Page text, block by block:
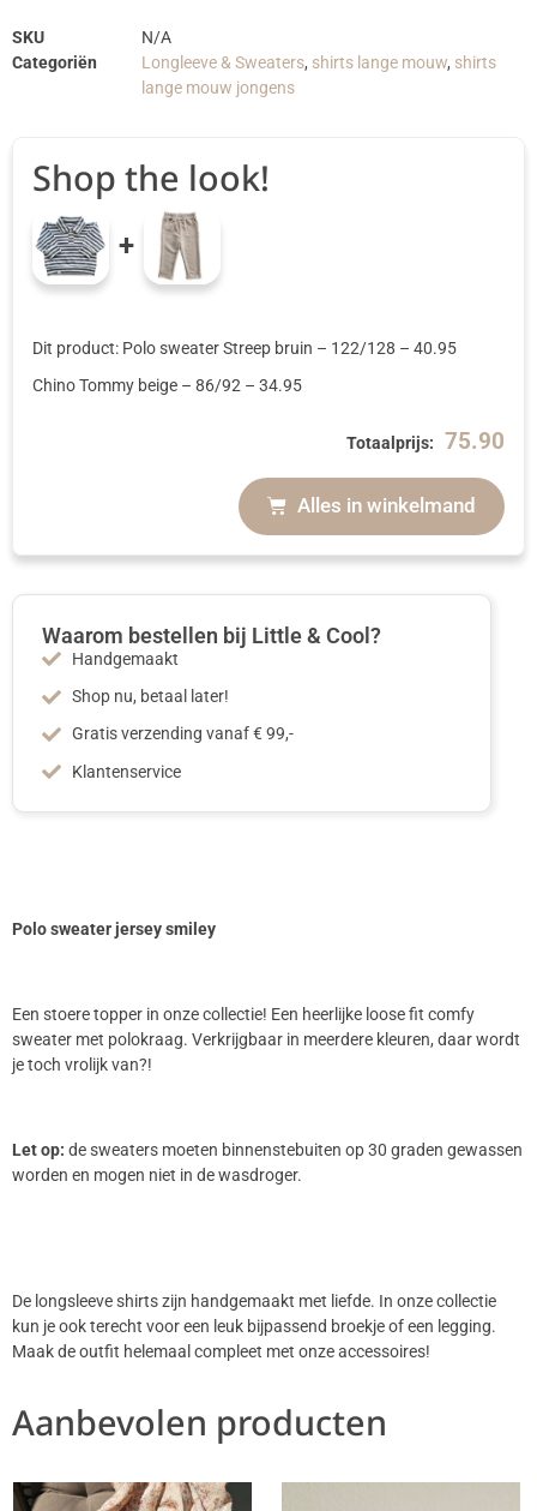
SKU
N/A
Categoriën
Longleeve & Sweaters, shirts lange mouw, shirts
lange mouw jongens
Shop the look!
+
Totaalprijs: 75.90
Alles in winkelmand
Dit product: Polo sweater Streep bruin – 122/128 – 40.95
Chino Tommy beige – 86/92 – 34.95
Waarom bestellen bij Little & Cool?
Handgemaakt
Shop nu, betaal later!
Gratis verzending vanaf € 99,-
Klantenservice
Polo sweater jersey smiley
Een stoere topper in onze collectie! Een heerlijke loose fit comfy
sweater met polokraag. Verkrijgbaar in meerdere kleuren, daar wordt
je toch vrolijk van?!
Let op: de sweaters moeten binnenstebuiten op 30 graden gewassen
worden en mogen niet in de wasdroger.
De longsleeve shirts zijn handgemaakt met liefde. In onze collectie
kun je ook terecht voor een leuk bijpassend broekje of een legging.
Maak de outfit helemaal compleet met onze accessoires!
Aanbevolen producten